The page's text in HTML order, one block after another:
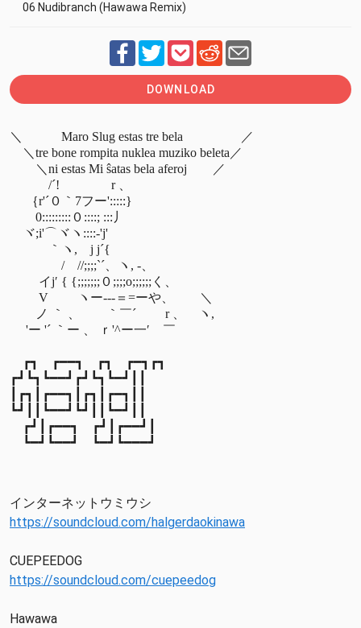
06 Nudibranch (Hawawa Remix)
DOWNLOAD
＼　　　Maro Slug estas tre bela 　　　　 ／
＼tre bone rompita nuklea muziko beleta／
＼ni estas Mi ŝatas bela aferoj　　／
/´! 　 　 　 r 、
｛r'´０｀7フー':::::}
0:::::::::０::::; :::丿
ヾ;i'⌒ヾヽ::::-'j'
｀ヽ,　j j´{
/　//;;;;`´、ヽ, -、
イj′ { {;;;;;;;０;;;;o;;;;;;く、
V　　 ヽー--‐＝=ーや、   　 ＼
ノ ｀ 、　　｀￣´　　 r 、　ヽ,
'ー '´ ｀ー 、 ｒ'^ー一′　￣
┏┓    ┏━━┓　┏┓　┏━┓┏┓
┏┛┗┓┗━━┛┏┛┗┓┗━┛┃┃
┃┏┓┃┏━━┓┃┏┓┃┏━┓┃┃
┗┛┃┃┗━━┛┗┛┃┃┗━┛┃┃
┏┛┃┏━━┓    ┏┛┃┏━━┛┃
┗━┛┗━━┛    ┗━┛┗━━━┛
インターネットウミウシ
https://soundcloud.com/halgerdaokinawa
CUEPEEDOG
https://soundcloud.com/cuepeedog
Hawawa